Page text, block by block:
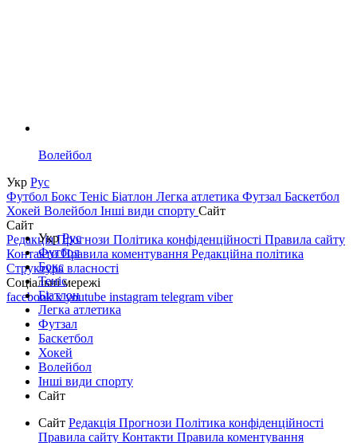
Волейбол
Укр Рус
Футбол Бокс Теніс Біатлон Легка атлетика Футзал Баскетбол
Хокей Волейбол Інші види спорту Сайт
Сайт
РедакціяПрогнози Політика конфіденційності Правила сайту
КонтактиПравила коментування Редакційна політика
Структура власності
Соціальні мережі
facebookxyoutube instagram telegram viber
УкрРус
Футбол
Бокс
Теніс
Біатлон
Легка атлетика
Футзал
Баскетбол
Хокей
Волейбол
Інші види спорту
Сайт
Сайт Редакція Прогнози Політика конфіденційності
Правила сайту Контакти Правила коментування